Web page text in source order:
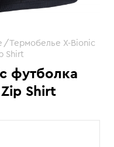
футболка
Shirt
Термобелье X-Bionic
Shirt